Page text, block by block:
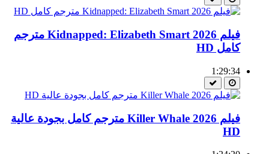
فيلم Kidnapped: Elizabeth Smart 2026 مترجم
كامل HD
1:29:34
فيلم Killer Whale 2026 مترجم كامل بجودة عالية
HD